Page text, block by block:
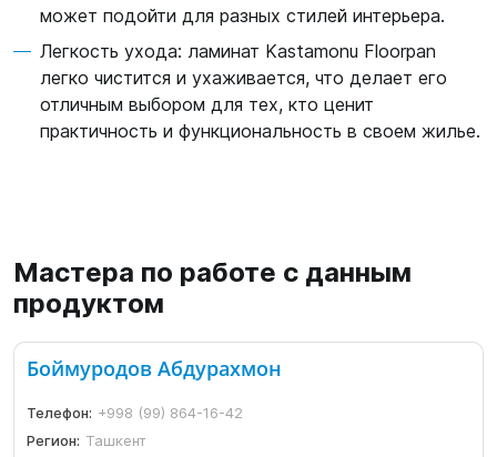
может подойти для разных стилей интерьера.
Легкость ухода: ламинат Kastamonu Floorpan
легко чистится и ухаживается, что делает его
отличным выбором для тех, кто ценит
практичность и функциональность в своем жилье.
Мастера по работе с данным
продуктом
Боймуродов Абдурахмон
Телефон: +998 (99) 864-16-42
Регион: Ташкент